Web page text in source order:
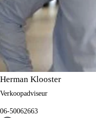
Herman Klooster
Verkoopadviseur
06-50062663